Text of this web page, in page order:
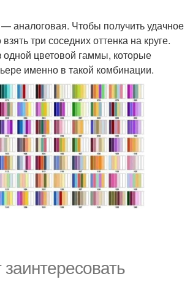
аналоговая. Чтобы получить удачное
три соседних оттенка на круге.
одной цветовой гаммы, которые
именно в такой комбинации.